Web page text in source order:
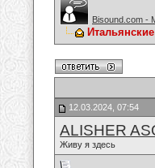
Bisound.com -
12.03.2024, 07:54
ALISHER
Живу я здесь